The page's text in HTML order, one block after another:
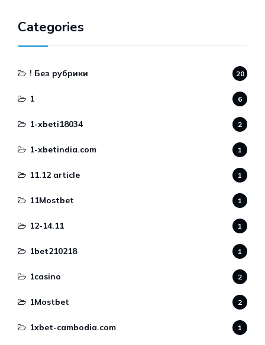
Categories
! Без рубрики 20
1 6
1-xbeti18034 2
1-xbetindia.com 1
11.12 article 1
11Mostbet 1
12-14.11 1
1bet210218 1
1casino 2
1Mostbet 2
1xbet-cambodia.com 1